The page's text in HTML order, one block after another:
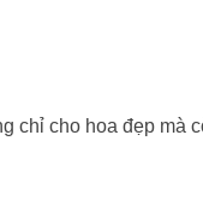
chỉ cho hoa đẹp mà